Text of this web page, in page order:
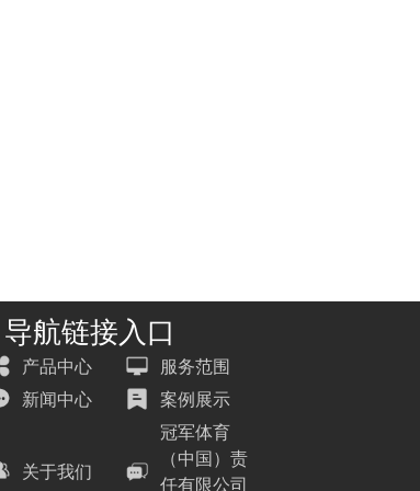
导航链接入口
产品中心
服务范围
新闻中心
案例展示
关于我们
冠军体育
（中国）责
任有限公司